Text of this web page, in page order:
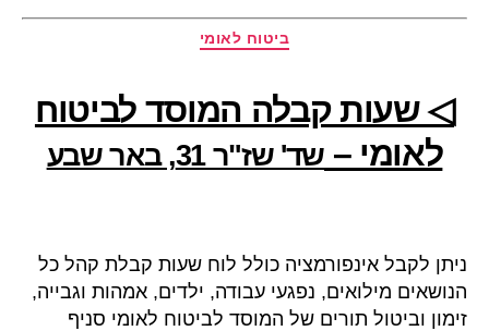
קטגוריות
ביטוח לאומי
◁ שעות קבלה המוסד לביטוח
לאומי – שד' שז"ר 31, באר שבע
ניתן לקבל אינפורמציה כולל לוח שעות קבלת קהל כל
הנושאים מילואים, נפגעי עבודה, ילדים, אמהות וגבייה,
זימון וביטול תורים של המוסד לביטוח לאומי סניף